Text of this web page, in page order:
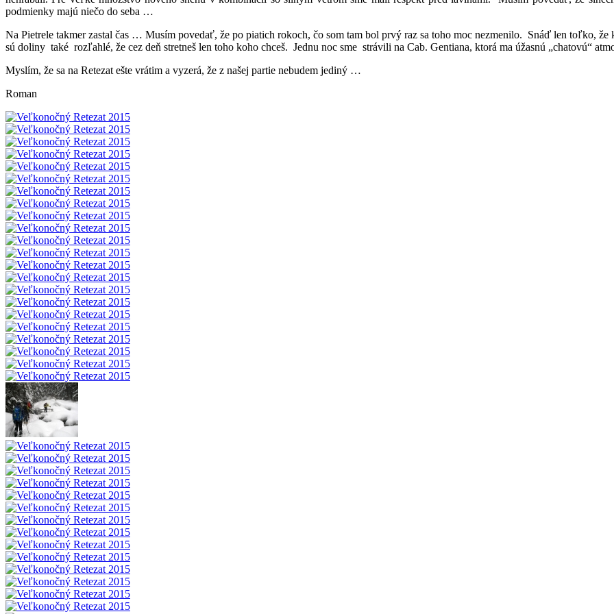
podmienky majú niečo do seba …
Na Pietrele takmer zastal čas … Musím povedať, že po piatich rokoch, čo som tam bol prvý raz sa toho moc nezmenilo. Snáď len toľko, že
sú doliny také rozľahlé, že cez deň stretneš len toho koho chceš. Jednu noc sme strávili na Cab. Gentiana, ktorá ma úžasnú „chatovú“
Myslím, že sa na Retezat ešte vrátim a vyzerá, že z našej partie nebudem jediný …
Roman